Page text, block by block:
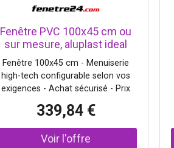
Fenêtre PVC 100x45 cm ou
sur mesure, aluplast ideal
4000, blanc, 1000 x 450 mm
fenêtre fixe, 1 vantail, double
vitrage
Fenêtre 100x45 cm - Menuiserie
high-tech configurable selon vos
exigences - Achat sécurisé - Prix
thermique.
339,84 €